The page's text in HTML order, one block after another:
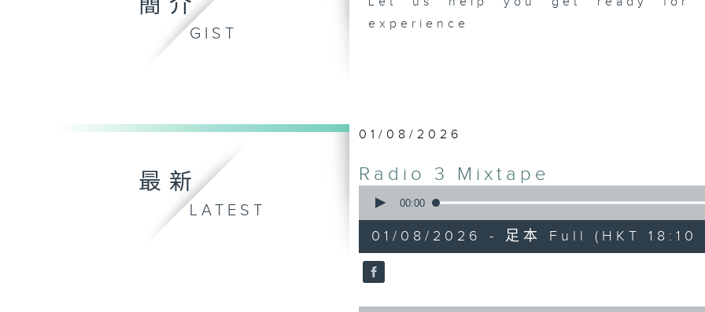
簡介
GIST
experience
最新
LATEST
01/08/2026
Radio 3 Mixtape
seconds
hours,
35
minutes,
0
90%
00:00
01/08/2026 - 足本 Full (HKT